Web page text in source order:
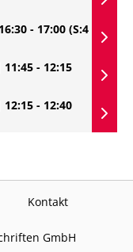
- 17:00 (S:4
- 12:15
- 12:40
Kontakt
GmbH